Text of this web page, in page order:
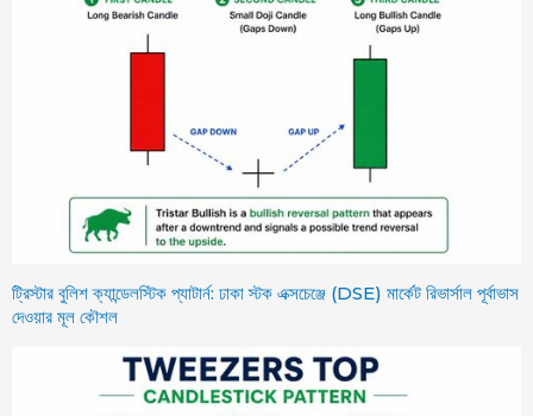
ট্রিস্টার বুলিশ ক্যান্ডেলস্টিক প্যাটার্ন: ঢাকা স্টক এক্সচেঞ্জে (DSE) মার্কেট রিভার্সাল পূর্বাভাস
দেওয়ার মূল কৌশল